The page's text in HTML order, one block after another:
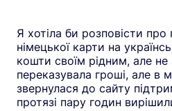
Я хотіла би розповісти
німецької карти на
кошти своїм рідним, але
переказувала гроші, але в
звернулася до сайту
протязі пару годин